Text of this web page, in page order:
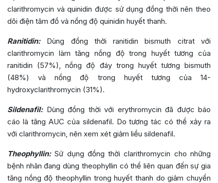
clarithromycin và quinidin được sử dụng đồng thời nên theo
dõi điện tâm đồ và nồng độ quinidin huyết thanh.
Ranitidin:Dùng đồng thời ranitidin bismuth citrat với
clarithromycin làm tăng nồng độ trong huyết tương của
ranitidin (57%), nồng độ đáy trong huyết tương bismuth
(48%) và nồng độ trong huyết tương của 14-
hydroxyclarithromycin (31%).
Sildenafil:Dùng đồng thời với erythromycin đã được báo
cáo là tăng AUC của sildenafil. Do tương tác có thể xảy ra
với clarithromycin, nên xem xét giảm liều sildenafil.
Theophyllin:Sử dụng đồng thời clarithromycin cho những
bệnh nhân đang dùng theophyllin có thể liên quan đến sự gia
tăng nồng độ theophyllin trong huyết thanh do giảm chuyển